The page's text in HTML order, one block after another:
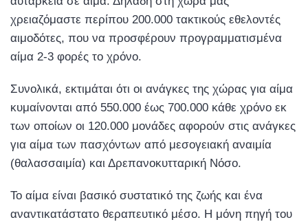
χρειαζόμαστε περίπου 200.000 τακτικούς εθελοντές
αιμοδότες, που να προσφέρουν προγραμματισμένα
αίμα 2-3 φορές το χρόνο.
Συνολικά, εκτιμάται ότι οι ανάγκες της χώρας για αίμα
κυμαίνονται από 550.000 έως 700.000 κάθε χρόνο εκ
των οποίων οι 120.000 μονάδες αφορούν στις ανάγκες
για αίμα των πασχόντων από μεσογειακή αναιμία
(θαλασσαιμία) και Δρεπανοκυτταρική Νόσο.
Το αίμα είναι βασικό συστατικό της ζωής και ένα
αναντικατάστατο θεραπευτικό μέσο. Η μόνη πηγή του